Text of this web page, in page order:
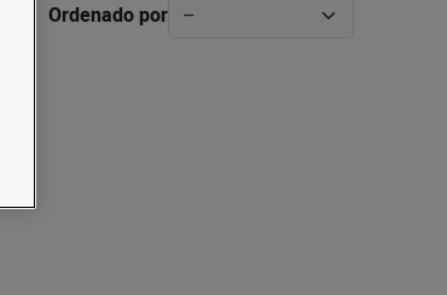
Ordenado por